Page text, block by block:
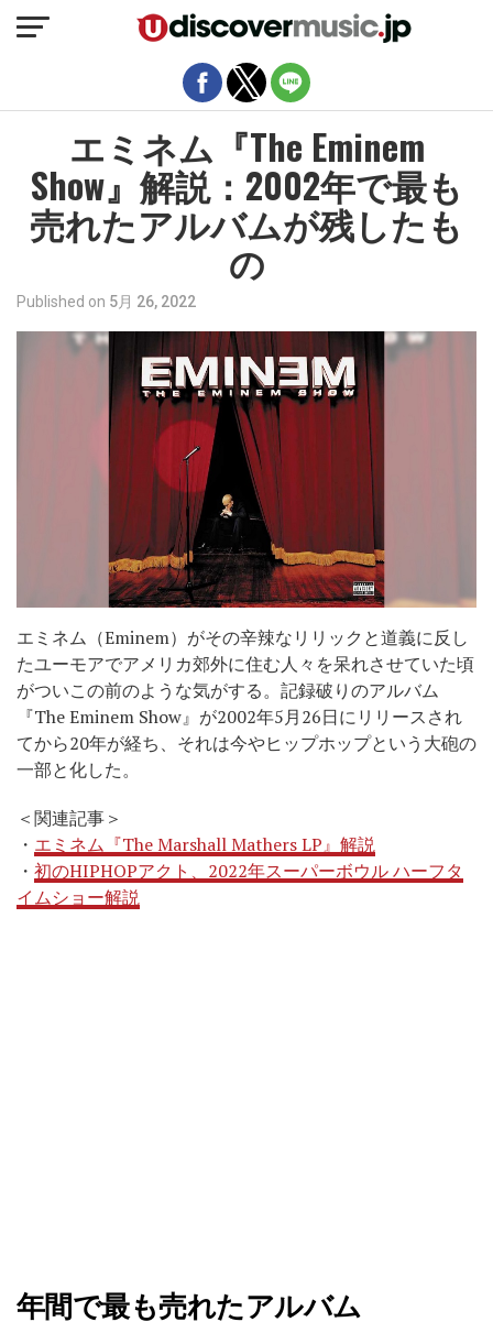
エミネム『The Eminem
Show』解説：2002年で最も
売れたアルバムが残したも
の
Published on 5月 26, 2022
エミネム（Eminem）がその辛辣なリリックと道義に反し
たユーモアでアメリカ郊外に住む人々を呆れさせていた頃
がついこの前のような気がする。記録破りのアルバム
『The Eminem Show』が2002年5月26日にリリースされ
てから20年が経ち、それは今やヒップホップという大砲の
一部と化した。
＜関連記事＞
・ エミネム『The Marshall Mathers LP』解説
・ 初のHIPHOPアクト、2022年スーパーボウル ハーフタ
イムショー解説
年間で最も売れたアルバム
モバイルバージョンを終了